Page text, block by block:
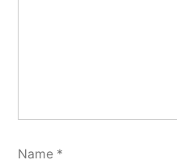
Name *